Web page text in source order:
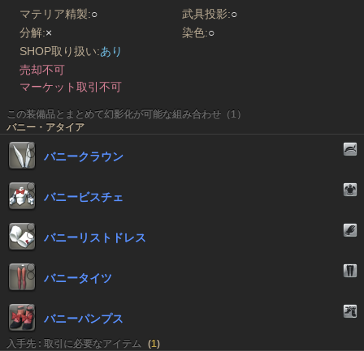
マテリア精製:○ 武具投影:○
分解:× 染色:○
SHOP取り扱い:あり
売却不可
マーケット取引不可
この装備品とまとめて幻影化が可能な組み合わせ（1）
バニー・アタイア
バニークラウン
バニービスチェ
バニーリストドレス
バニータイツ
バニーパンプス
入手先 : 取引に必要なアイテム (1)